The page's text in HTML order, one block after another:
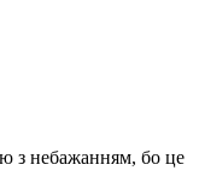
з небажанням, бо це